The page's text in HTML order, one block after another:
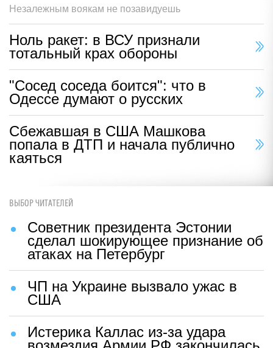
Незалежным воякам не позавидуешь
Ноль ракет: в ВСУ признали
тотальный крах обороны
"Сосед соседа боится": что в
Одессе думают о русских
Сбежавшая в США Машкова
попала в ДТП и начала публично
каяться
ВЫБОР ЧИТАТЕЛЕЙ
Советник президента Эстонии
сделал шокирующее признание об
атаках на Петербург
ЧП на Украине вызвало ужас в
США
Истерика Каллас из-за удара